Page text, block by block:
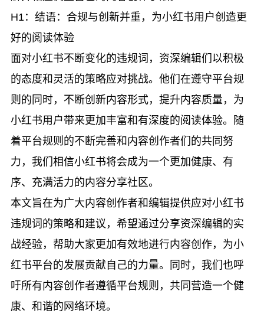
H1：结语：合规与创新并重，为小红书用户创造更
好的阅读体验
面对小红书不断变化的违规词，资深编辑们以积极
的态度和灵活的策略应对挑战。他们在遵守平台规
则的同时，不断创新内容形式，提升内容质量，为
小红书用户带来更加丰富和有深度的阅读体验。随
着平台规则的不断完善和内容创作者们的共同努
力，我们相信小红书将会成为一个更加健康、有
序、充满活力的内容分享社区。
本文旨在为广大内容创作者和编辑提供应对小红书
违规词的策略和建议，希望通过分享资深编辑的实
战经验，帮助大家更加有效地进行内容创作，为小
红书平台的发展贡献自己的力量。同时，我们也呼
吁所有内容创作者遵循平台规则，共同营造一个健
康、和谐的网络环境。